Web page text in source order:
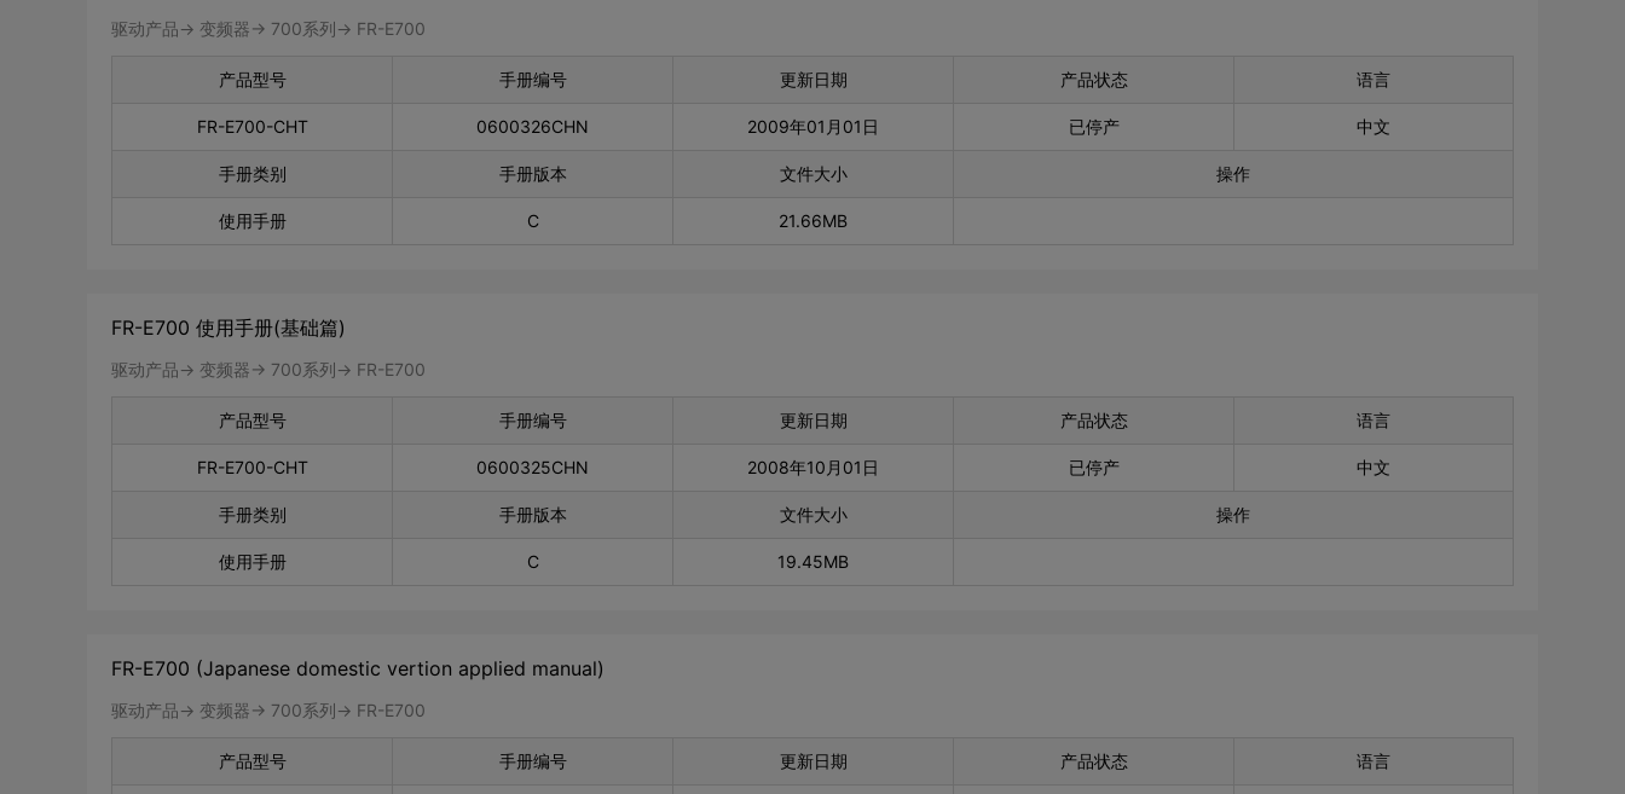
驱动产品-> 变频器-> 700系列-> FR-E700
产品型号 手册编号 更新日期 产品状态 语言
FR-E700-CHT 0600326CHN 2009年01月01日 已停产 中文
手册类别 手册版本 文件大小 操作
使用手册 C 21.66MB
FR-E700 使用手册(基础篇)
驱动产品-> 变频器-> 700系列-> FR-E700
产品型号 手册编号 更新日期 产品状态 语言
FR-E700-CHT 0600325CHN 2008年10月01日 已停产 中文
手册类别 手册版本 文件大小 操作
使用手册 C 19.45MB
FR-E700 (Japanese domestic vertion applied manual)
驱动产品-> 变频器-> 700系列-> FR-E700
产品型号 手册编号 更新日期 产品状态 语言